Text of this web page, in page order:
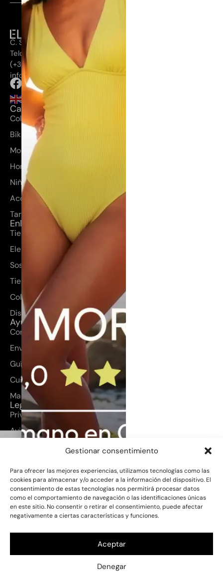
Gestionar consentimiento
Para ofrecer las mejores experiencias, utilizamos tecnologías como las
cookies para almacenar y/o acceder a la información del dispositivo. El
consentimiento de estas tecnologías nos permitirá procesar datos
como el comportamiento de navegación o las identificaciones únicas
en este sitio. No consentir o retirar el consentimiento, puede afectar
negativamente a ciertas características y funciones.
Aceptar
Denegar
Escoge tu talla
4 años 6 años 8 años
10 años
Añadir al carrito
C. Secretario Guedes Alemán, 28, 35200
Telde, Las Palmas
(+34) 660 355 272
info@elenamorales.es
Categorías
Coleccion Huahine
Bikinis y bañadores
Moda mujer
Hombre
Niños
Accesorios
Tarjetas regalo
Enlaces rápidos
Tienda
Elena Morales
Sostenibilidad
Tienda
Colección
Diseños a medida
Ayuda
Contacto
Envíos y devoluciones
Guía de tallas
Cuidados del producto
Mapa del sitio
Legal
Privacidad
Aviso legal
PROYECTO SUBVENCIONADO
ESTA
PÁGINA WEB HA SIDO DESARROLLADA
EN EL MARCO DEL PROGRAMA GRAN
CANARIA ME GUSTA (GCMC), UNA
CANARIA – CONSEJERÍA DE INDUSTRIA,
COMERCIO Y ARTESANÍA – PARA EL
MARCA LOCAL. EJERCICIO 2025.